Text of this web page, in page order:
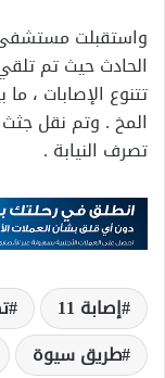
الحادث حيث تم
تتنوع الإصابات ،
المخ . وتم نقل
تصرف النيابة .
إصابة 11
طريق سيوة